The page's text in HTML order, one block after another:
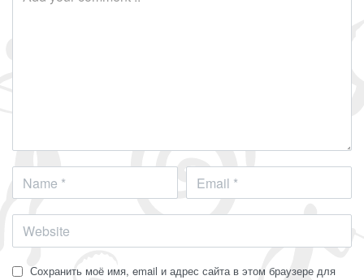
Сохранить моё имя, email и адрес сайта в этом браузере для